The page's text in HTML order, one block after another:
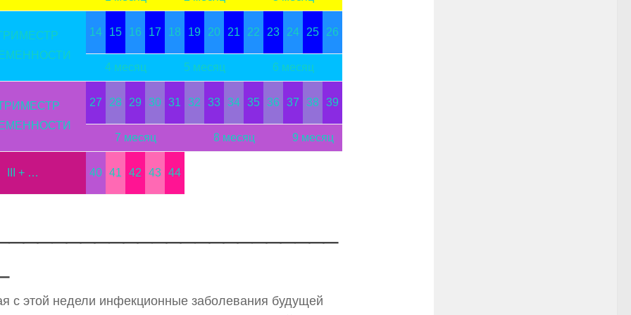
ТРИМЕСТР
14 15 16 17 18 19 20 21 22 23 24 25 26
4 месяц 5 месяц 6 месяц
ТРИМЕСТР
27 28 29 30 31 32 33 34 35 36 37 38 39
7 месяц 8 месяц 9 месяц
III + … 40 41 42 43 44
с этой недели инфекционные заболевания будущей